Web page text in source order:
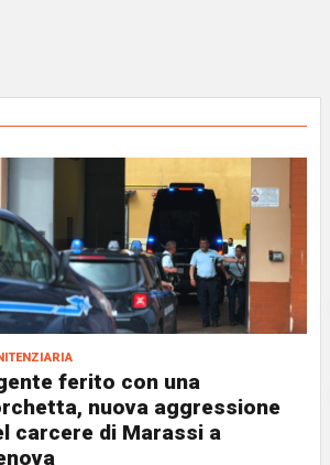
ferito con una
nuova aggressione
carcere di Marassi a